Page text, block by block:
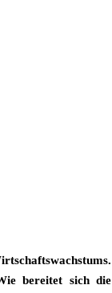
bereitet sich die